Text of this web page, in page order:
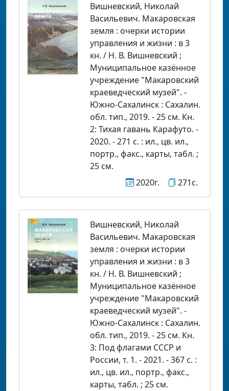
Вишневский, Николай
Васильевич. Макаровская
земля : очерки истории
управления и жизни : в 3
кн. / Н. В. Вишневский ;
Муниципальное казённое
учреждение "Макаровский
краеведческий музей". -
Южно-Сахалинск : Сахалин.
обл. тип., 2019. - 25 см. Кн.
2: Тихая гавань Карафуто. -
2020. - 271 с. : ил., цв. ил.,
портр., факс., карты, табл. ;
25 см.
2020г.
271с.
Вишневский, Николай
Васильевич. Макаровская
земля : очерки истории
управления и жизни : в 3
кн. / Н. В. Вишневский ;
Муниципальное казённое
учреждение "Макаровский
краеведческий музей". -
Южно-Сахалинск : Сахалин.
обл. тип., 2019. - 25 см. Кн.
3: Под флагами СССР и
России, т. 1. - 2021. - 367 с. :
ил., цв. ил., портр., факс.,
карты, табл. ; 25 см.